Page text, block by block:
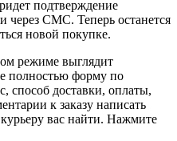
подтверждение
через СМС. Теперь останется
новой покупке.
режиме выглядит
полностью форму по
способ доставки, оплаты,
к заказу написать
вас найти. Нажмите